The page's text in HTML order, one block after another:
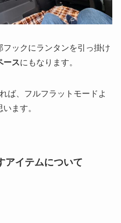
ックにランタンを引っ掛け
ースにもなります。
ば、フルフラットモードよ
ます。
アイテムについて